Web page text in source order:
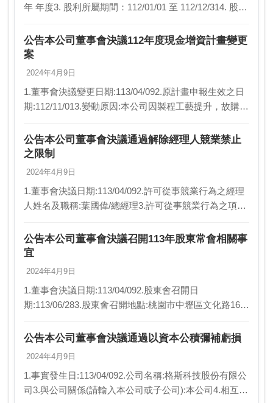
年 年度3. 股利所屬期間：112/01/01 至 112/12/314. 股東
公告本公司董事會決議112年度現金增資計畫變更
案
2024年4月9日
1.董事會決議變更日期:113/04/092.原計畫申報生效之日
期:112/11/013.變動原因:本公司因製程工藝提升，故購置
將…
公告本公司董事會決議通過解除經理人競業禁止
之限制
2024年4月9日
1.董事會決議日期:113/04/092.許可從事競業行為之經理
人姓名及職稱:葉國偉/總經理3.許可從事競業行為之項目:
為之期間:任職本公司經理人期…
公告本公司董事會決議召開113年股東常會相關事
宜
2024年4月9日
1.董事會決議日期:113/04/092.股東會召開日
期:113/06/283.股東會召開地點:桃園市中壢區文化路166
股東會/視訊股東會，…
公告本公司董事會決議通過以資本公積彌補虧損
2024年4月9日
1.事實發生日:113/04/092.公司名稱:格斯科技股份有限公
司3.與公司關係(請輸入本公司或子公司):本公司4.相互持